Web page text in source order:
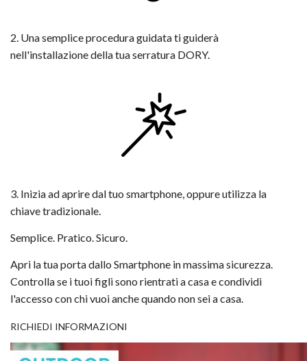
2. Una semplice procedura guidata ti guiderà
nell'installazione della tua serratura DORY.
3. Inizia ad aprire dal tuo smartphone, oppure utilizza la
chiave tradizionale.
Semplice. Pratico. Sicuro.
Apri la tua porta dallo Smartphone in massima sicurezza.
Controlla se i tuoi figli sono rientrati a casa e condividi
l'accesso con chi vuoi anche quando non sei a casa.
RICHIEDI INFORMAZIONI